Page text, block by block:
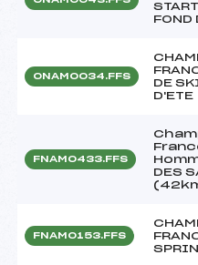
FOND
ONAM0034.FFS
DE
D'ETE
FNAM0433.FFS
DES
FNAM0153.FFS